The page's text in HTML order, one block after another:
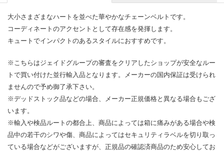
大小さまざまなハートを並べた華やかなチェーンベルトです。
コーディネートのアクセントとして存在感を発揮します。
キュートでインパクトのあるスタイルにおすすめです。
※こちらはジェイドグループの審査をクリアしたショップが安全なルー
トで買い付けた並行輸入品となります。メーカーの国内保証は受けられ
ませんので予め御了承下さい。
※デッドストック品などの場合、メーカー正規価格と異なる場合もござ
います。
※輸入や検品ルートの都合上、商品によっては箱に痛みがある場合や検
品中の若干のシワや傷、商品によってはセキュリティラベルを切り取っ
ている場合などがございますが、正規品の確認済商品のため安心してお